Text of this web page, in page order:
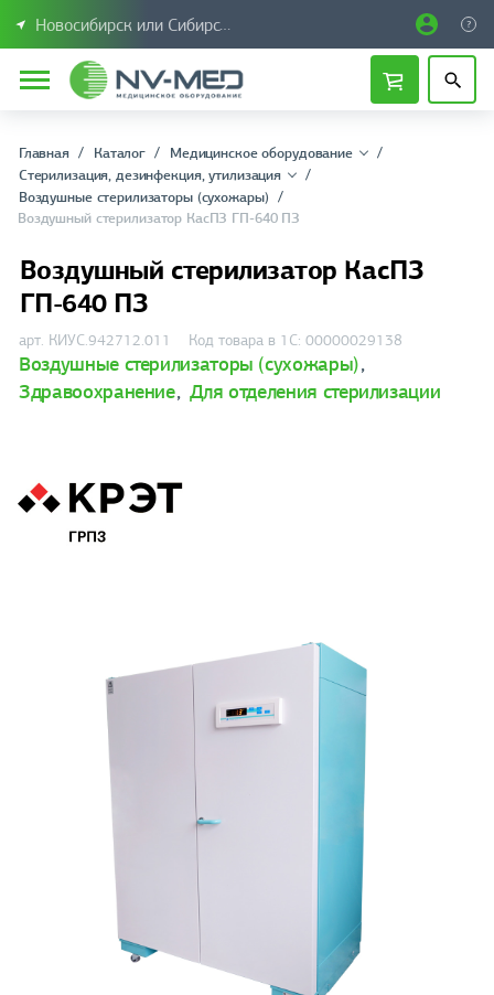
Новосибирск или Сибирский федеральный округ
Главная Каталог
Медицинское оборудование
Стерилизация, дезинфекция, утилизация
Воздушные стерилизаторы (сухожары)
Воздушный стерилизатор КасПЗ ГП-640 ПЗ
Воздушный стерилизатор КасПЗ
ГП-640 ПЗ
арт. КИУС.942712.011 Код товара в 1С: 00000029138
Воздушные стерилизаторы (сухожары),
Здравоохранение, Для отделения стерилизации